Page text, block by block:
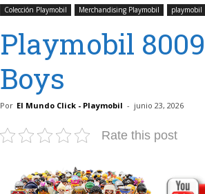
Colección Playmobil Merchandising Playmobil playmobil
Playmobil
Boys
Por El Mundo Click - Playmobil - junio 23, 2026
Rate this post